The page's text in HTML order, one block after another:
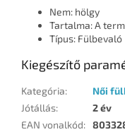
Nem: hölgy
Tartalma: A
Típus: Fülbevaló
Kiegészítő
Kategória:
Női
Jótállás:
2 év
EAN vonalkód: